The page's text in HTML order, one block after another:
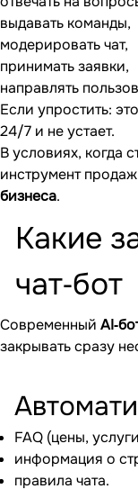
выдавать команды,
модерировать чат,
принимать заявки,
направлять
Если упростить:
24/7 и не устает.
В условиях, когда
инструмент
бизнеса.
Какие
чат‐бот
Современный
закрывать сразу
FAQ (цены,
информация о
правила чата.